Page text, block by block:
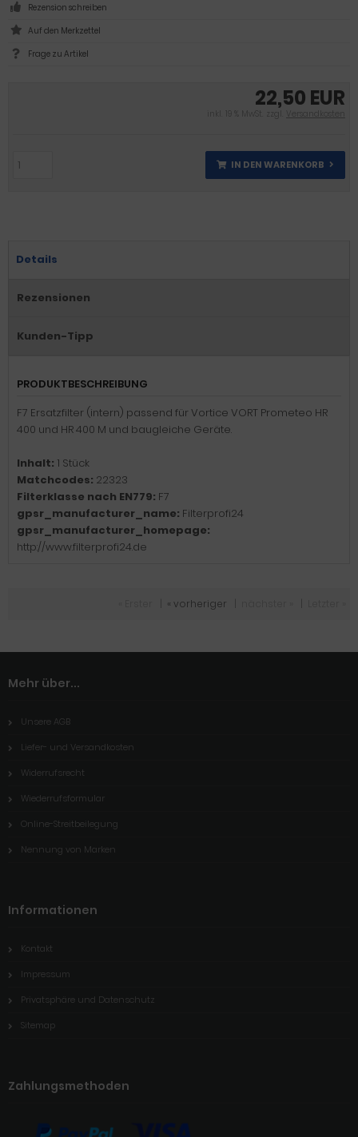
22,50 EUR
inkl. 19 % MwSt. zzgl. Versandkosten
IN DEN WARENKORB
Rezension schreiben
Frage zu Artikel
Details
Rezensionen
Kunden-Tipp
PRODUKTBESCHREIBUNG
F7 Ersatzfilter (intern) passend für Vortice VORT Prometeo HR
400 und HR 400 M und baugleiche Geräte.
Inhalt: 1 Stück
Matchcodes: 22323
Filterklasse nach EN779: F7
gpsr_manufacturer_name: Filterprofi24
gpsr_manufacturer_homepage:
http://www.filterprofi24.de
« vorheriger
Mehr über...
Unsere AGB
Liefer- und Versandkosten
Widerrufsrecht
Wiederrufsformular
Online-Streitbeilegung
Nennung von Marken
Informationen
Kontakt
Impressum
Privatsphäre und Datenschutz
Sitemap
Zahlungsmethoden